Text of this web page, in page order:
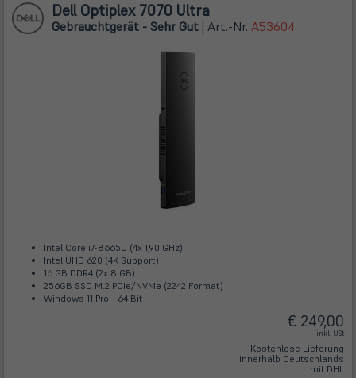
Dell Optiplex 7070 Ultra
Gebrauchtgerät - Sehr Gut | Art.-Nr. A53604
Intel Core i7-8665U (4x 1,90 GHz)
Intel UHD 620 (4K Support)
16 GB DDR4 (2x 8 GB)
256GB SSD M.2 PCIe/NVMe (2242 Format)
Windows 11 Pro - 64 Bit
€ 249,00
inkl. USt
Kostenlose Lieferung
innerhalb Deutschlands
mit DHL